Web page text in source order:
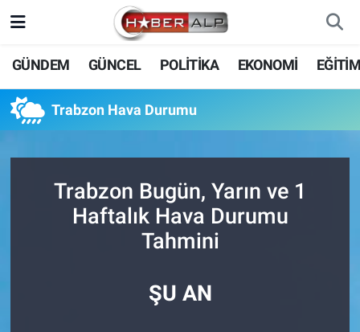
GÜNDEM GÜNCEL POLİTİKA EKONOMİ
Trabzon Hava Durumu
Trabzon Bugün, Yarın ve 1
Haftalık Hava Durumu
Tahmini
ŞU AN
Nöbetçi Eczaneler
Hava Durumu
Süper Lig Puan Durumu ve Fikstür
Tüm Manşetler